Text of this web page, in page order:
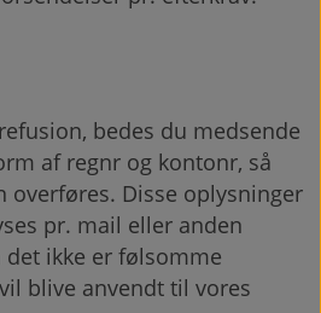
bedes du medsende
af regnr og kontonr, så
overføres. Disse oplysninger
pr. mail eller anden
ikke er følsomme
blive anvendt til vores